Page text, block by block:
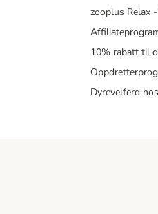
zooplus Relax
10% rabatt til
Dyrevelferd